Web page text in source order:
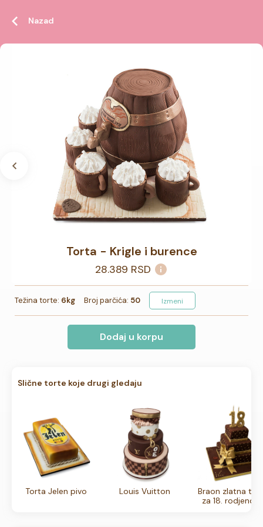
Nazad
Torta - Krigle i burence
28.389 RSD
Težina torte: 6kg Broj parčića: 50 Izmeni
Dodaj u korpu
Slične torte koje drugi gledaju
Torta Jelen pivo Louis Vuitton
Braon zlatna
za 18.